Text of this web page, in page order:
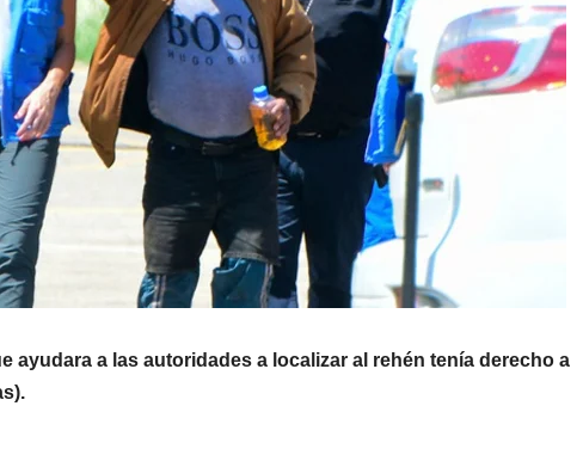
a las autoridades a localizar al rehén tenía derecho a